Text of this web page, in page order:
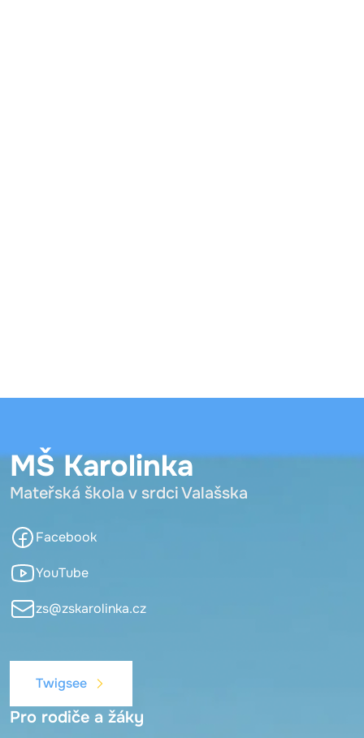
MŠ Karolinka
Mateřská škola v srdci Valašska
Facebook
YouTube
zs@zskarolinka.cz
Twigsee
Pro rodiče a žáky